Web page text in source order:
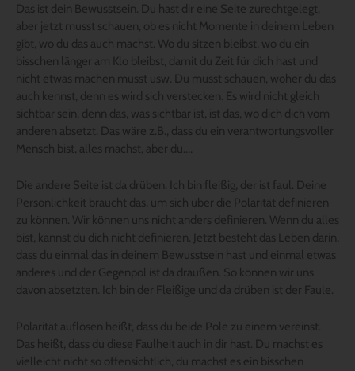
Das ist dein Bewusstsein. Du hast dir eine Seite zurechtgelegt,
aber jetzt musst schauen, ob es nicht Momente in deinem Leben
gibt, wo du das auch machst. Wo du sitzen bleibst, wo du ein
bisschen länger am Klo bleibst, damit du Zeit für dich hast und
nicht etwas machen musst usw. Du musst schauen, woher du das
auch kennst, denn es wird sich verstecken. Es wird nicht gleich
sichtbar sein, denn das, was sichtbar ist, ist das, wo dich dich vom
anderen absetzt. Das wäre z.B., dass du ein verantwortungsvoller
Mensch bist, alles machst, aber du….
Die andere Seite ist da drüben. Ich bin fleißig, der ist faul. Deine
Persönlichkeit braucht das, um sich über die Polarität definieren
zu können. Wir können uns nicht anders definieren. Wenn du alles
bist, kannst du dich nicht definieren. Jetzt besteht das Leben darin,
dass du einmal das in deinem Bewusstsein hast und einmal etwas
anderes und der Gegenpol ist da draußen. So können wir uns
davon absetzten. Ich bin der Fleißige und da drüben ist der Faule.
Polarität auflösen heißt, dass du beide Pole zu einem vereinst.
Das heißt, dass du diese Faulheit auch in dir hast. Du machst es
vielleicht nicht so offensichtlich, du machst es ein bisschen